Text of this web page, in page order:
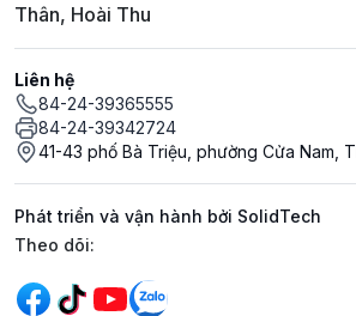
Thân, Hoài Thu
Liên hệ
84-24-39365555
84-24-39342724
41-43 phố Bà Triệu, phường Cửa Nam,
Phát triển và vận hành bởi SolidTech
Mạng xã hội
Theo dõi: